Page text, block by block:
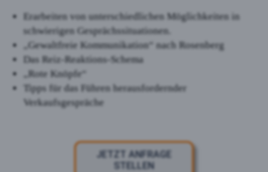
Erarbeiten von unterschiedlichen Möglichkeiten in
schwierigen Gesprächssituationen.
„Gewaltfreie Kommunikation“ nach Rosenberg
Das Reiz-Reaktions-Schema
„Rote Knöpfe“
Tipps für das Führen herausfordernder
Verkaufsgespräche
JETZT ANFRAGE
STELLEN